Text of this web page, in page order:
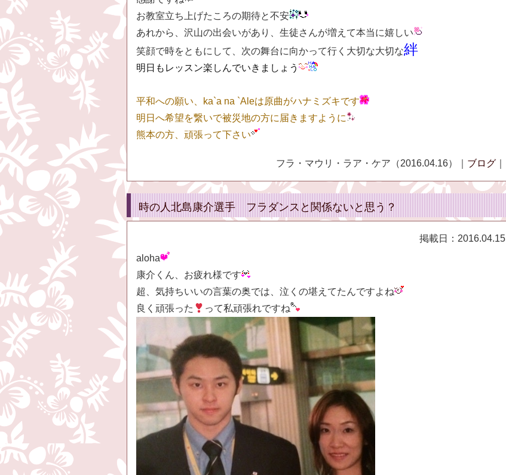
お教室立ち上げたころの期待と不安
あれから、沢山の出会いがあり、生徒さんが増えて本当に嬉しい
笑顔で時をともにして、次の舞台に向かって行く大切な大切な絆
明日もレッスン楽しんでいきましょう
平和への願い、ka`a na `Aleは原曲がハナミズキです
明日へ希望を繋いで被災地の方に届きますように
熊本の方、頑張って下さい
フラ・マウリ・ラア・ケア（2016.04.16）｜ ブログ
時の人北島康介選手 フラダンスと関係ないと思う？
掲載日： 2016.04.15
aloha
康介くん、お疲れ様です
超、気持ちいいの言葉の奥では、泣くの堪えてたんですよね
良く頑張った
って私頑張れですね